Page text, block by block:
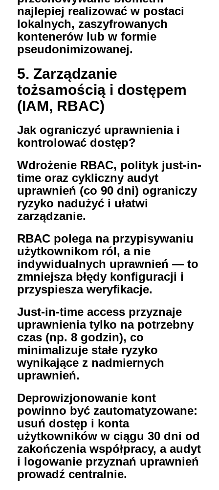
najlepiej realizować w postaci
lokalnych, zaszyfrowanych
kontenerów lub w formie
pseudonimizowanej.
5. Zarządzanie
tożsamością i dostępem
(IAM, RBAC)
Jak ograniczyć uprawnienia i
kontrolować dostęp?
Wdrożenie RBAC, polityk just-in-
time oraz cykliczny audyt
uprawnień (co 90 dni) ograniczy
ryzyko nadużyć i ułatwi
zarządzanie.
RBAC polega na przypisywaniu
użytkownikom ról, a nie
indywidualnych uprawnień — to
zmniejsza błędy konfiguracji i
przyspiesza weryfikacje.
Just-in-time access przyznaje
uprawnienia tylko na potrzebny
czas (np. 8 godzin), co
minimalizuje stałe ryzyko
wynikające z nadmiernych
uprawnień.
Deprowizjonowanie kont
powinno być zautomatyzowane:
usuń dostęp i konta
użytkowników w ciągu 30 dni od
zakończenia współpracy, a audyt
i logowanie przyznań uprawnień
prowadź centralnie.